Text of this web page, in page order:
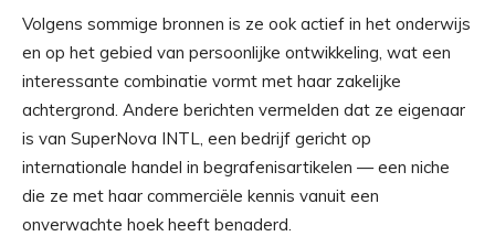
Volgens sommige bronnen is ze ook actief in het onderwijs
en op het gebied van persoonlijke ontwikkeling, wat een
interessante combinatie vormt met haar zakelijke
achtergrond. Andere berichten vermelden dat ze eigenaar
is van SuperNova INTL, een bedrijf gericht op
internationale handel in begrafenisartikelen — een niche
die ze met haar commerciële kennis vanuit een
onverwachte hoek heeft benaderd.